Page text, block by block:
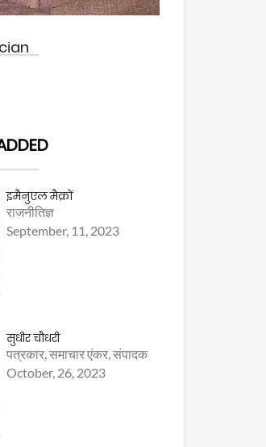
इमैनुएल मैक्रों
राजनीतिज्ञ
September, 11, 2023
सुधीर चौधरी
पत्रकार, समाचार एंकर, संपादक
October, 26, 2023